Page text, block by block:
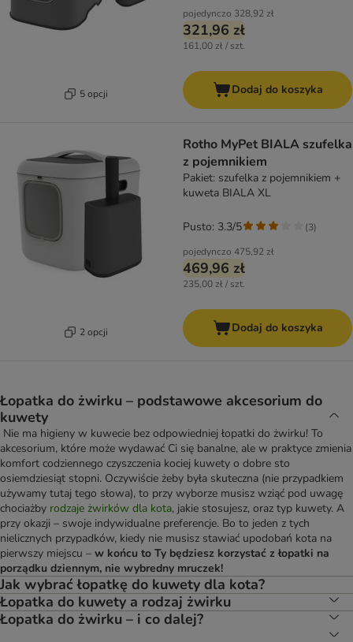
5 opcji
pojedynczo 328,92 zł
321,96 zł
161,00 zł / szt.
Dodaj do koszyka
2 opcji
Rotho MyPet BIALA szufelka
z pojemnikiem
Pakiet: szufelka z pojemnikiem +
kuweta BIALA XL
pojedynczo 475,92 zł
469,96 zł
235,00 zł / szt.
Pusto: 3.3/5 (3)
Dodaj do koszyka
Łopatka do żwirku – podstawowe akcesorium do
kuwety
Nie ma higieny w kuwecie bez odpowiedniej łopatki do żwirku! To
akcesorium, które może wydawać Ci się banalne, ale w praktyce zmienia
komfort codziennego czyszczenia kociej kuwety o dobre sto
osiemdziesiąt stopni. Oczywiście żeby była skuteczna (nie przypadkiem
używamy tutaj tego słowa), to przy wyborze musisz wziąć pod uwagę
chociażby rodzaje żwirków dla kota, jakie stosujesz, oraz typ kuwety. A
przy okazji – swoje indywidualne preferencje. Bo to jeden z tych
nielicznych przypadków, kiedy nie musisz stawiać upodobań kota na
pierwszy miejscu – w końcu to Ty będziesz korzystać z łopatki na
porządku dziennym, nie wybredny mruczek!
Jak wybrać łopatkę do kuwety dla kota?
Łopatka do kuwety a rodzaj żwirku
Łopatka do żwirku – i co dalej?